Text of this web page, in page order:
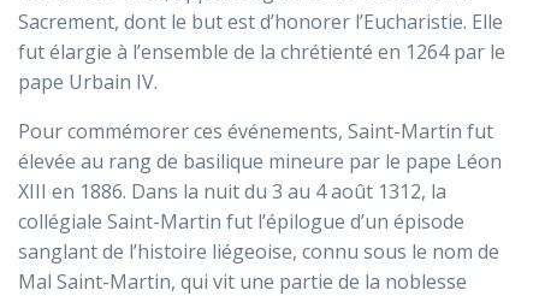
Sacrement, dont le but est d’honorer l’Eucharistie. Elle
fut élargie à l’ensemble de la chrétienté en 1264 par le
pape Urbain IV.
Pour commémorer ces événements, Saint-Martin fut
élevée au rang de basilique mineure par le pape Léon
XIII en 1886. Dans la nuit du 3 au 4 août 1312, la
collégiale Saint-Martin fut l’épilogue d’un épisode
sanglant de l’histoire liégeoise, connu sous le nom de
Mal Saint-Martin, qui vit une partie de la noblesse